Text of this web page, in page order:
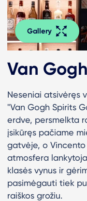
Gallery
Van
Neseniai atsivėręs
"Van Gogh Spirits
erdve, persmelkta
įsikūręs pačiame
gatvėje, o
atmosfera
klasės vynus ir
pasimėgauti tiek
raiškos grožiu.